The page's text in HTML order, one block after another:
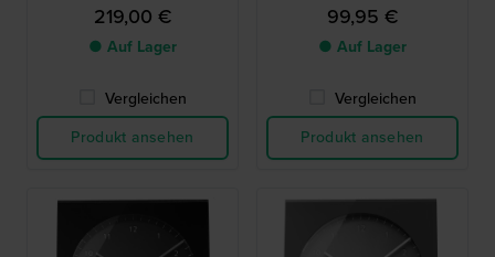
219,00 €
● Auf Lager
Vergleichen
Produkt ansehen
99,95 €
● Auf Lager
Vergleichen
Produkt ansehen